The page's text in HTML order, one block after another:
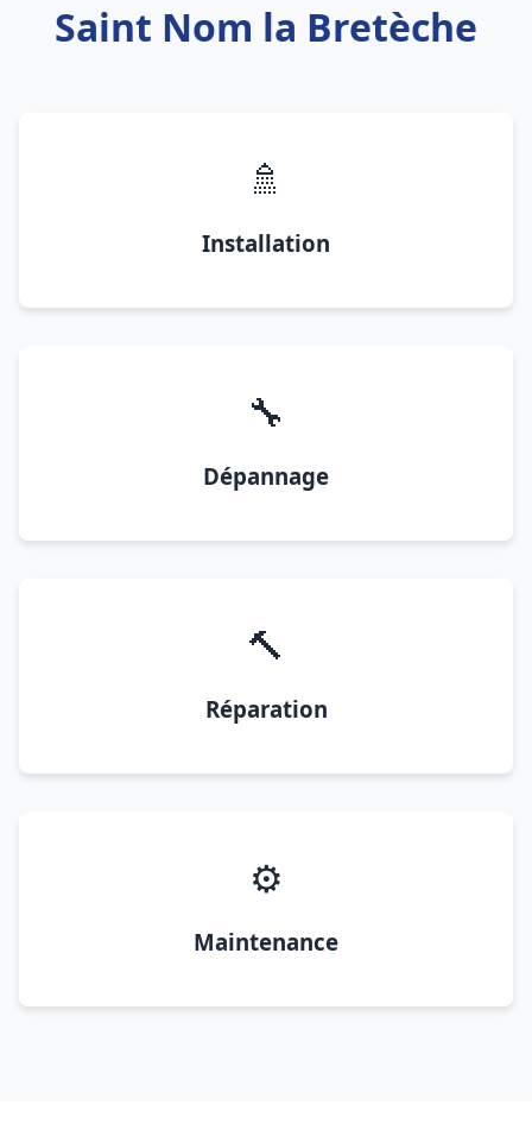
Saint Nom la Bretèche
🚿
Installation
🔧
Dépannage
🔨
Réparation
⚙️
Maintenance